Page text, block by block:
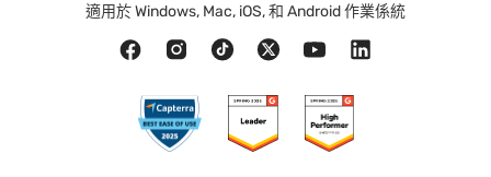
適用於 Windows, Mac, iOS, 和 Android 作業係統